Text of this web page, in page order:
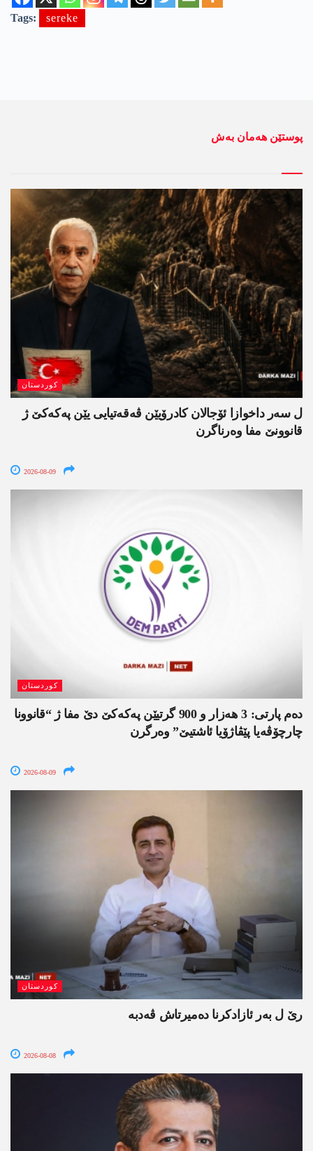
Tags: sereke
پوستێن ھەمان بەش
کوردستان
ل سەر داخوازا ئۆجالان کادرۆیێن ڤەقەتیایی یێن پەکەکێ ژ
قانوونێ مفا وەرناگرن
2026-08-09
کوردستان
دەم پارتی: 3 ھەزار و 900 گرتیێن پەکەکێ دێ مفا ژ “قانوونا
چارچۆڤەیا پێڤاژۆیا ئاشتیێ” وەرگرن
2026-08-09
کوردستان
رێ ل بەر ئازادکرنا دەمیرتاش ڤەدبە
2026-08-08